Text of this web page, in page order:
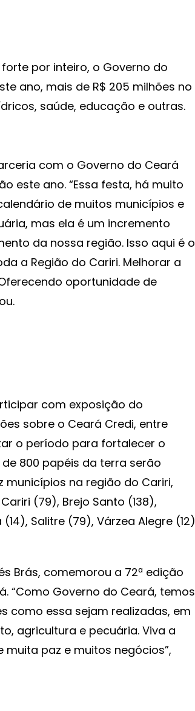
por inteiro, o Governo do
ano, mais de R$ 205 milhões no
saúde, educação e outras.
com o Governo do Ceará
este ano. “Essa festa, há muito
de muitos municípios e
mas ela é um incremento
da nossa região. Isso aqui é o
a Região do Cariri. Melhorar a
oportunidade de
com exposição do
sobre o Ceará Credi, entre
o período para fortalecer o
800 papéis da terra serão
municípios na região do Cariri,
(79), Brejo Santo (138),
Salitre (79), Várzea Alegre (12)
Brás, comemorou a 72ª edição
“Como Governo do Ceará, temos
como essa sejam realizadas, em
agricultura e pecuária. Viva a
muita paz e muitos negócios”,